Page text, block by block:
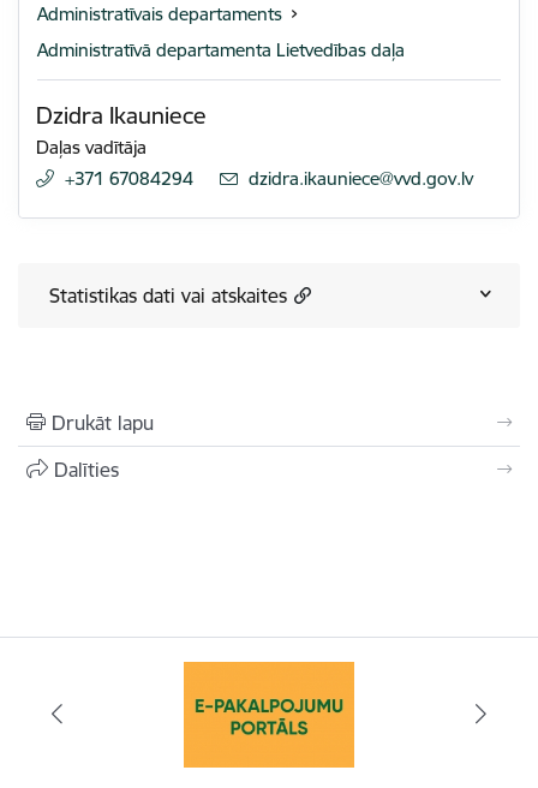
Administratīvais departaments
Administratīvā departamenta Lietvedības daļa
Dzidra Ikauniece
Daļas vadītāja
+371 67084294
E-pasts:
dzidra.ikauniece@vvd.gov.lv
Statistikas dati vai atskaites
Drukāt lapu
Dalīties